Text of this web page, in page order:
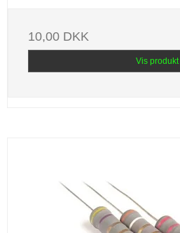
10,00 DKK
Vis produkt